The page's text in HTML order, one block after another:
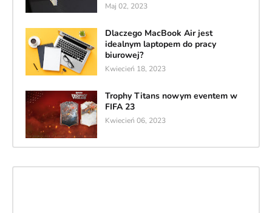
Maj 02, 2023
Dlaczego MacBook Air jest
idealnym laptopem do pracy
biurowej?
Kwiecień 18, 2023
Trophy Titans nowym eventem w
FIFA 23
Kwiecień 06, 2023